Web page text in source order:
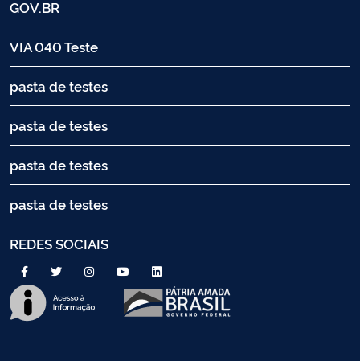
GOV.BR
VIA 040 Teste
pasta de testes
pasta de testes
pasta de testes
pasta de testes
REDES SOCIAIS